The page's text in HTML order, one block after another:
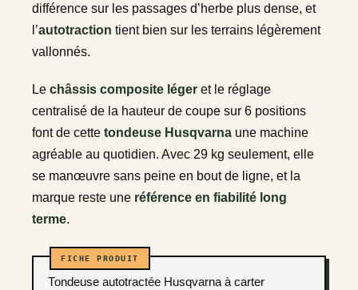
différence sur les passages d’herbe plus dense, et
l’autotraction tient bien sur les terrains légèrement
vallonnés.
Le châssis composite léger et le réglage
centralisé de la hauteur de coupe sur 6 positions
font de cette tondeuse Husqvarna une machine
agréable au quotidien. Avec 29 kg seulement, elle
se manœuvre sans peine en bout de ligne, et la
marque reste une référence en fiabilité long
terme.
Tondeuse autotractée Husqvarna à carter